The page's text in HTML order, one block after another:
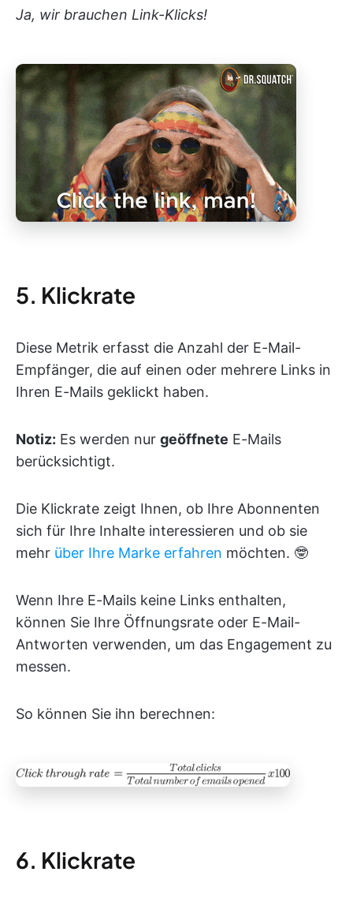
Ja, wir brauchen Link-Klicks!
5. Klickrate
Diese Metrik erfasst die Anzahl der E-Mail-
Empfänger, die auf einen oder mehrere Links in
Ihren E-Mails geklickt haben.
Notiz: Es werden nur geöffnete E-Mails
berücksichtigt.
Die Klickrate zeigt Ihnen, ob Ihre Abonnenten
sich für Ihre Inhalte interessieren und ob sie
mehr über Ihre Marke erfahren möchten. 🤓
Wenn Ihre E-Mails keine Links enthalten,
können Sie Ihre Öffnungsrate oder E-Mail-
Antworten verwenden, um das Engagement zu
messen.
So können Sie ihn berechnen:
6. Klickrate